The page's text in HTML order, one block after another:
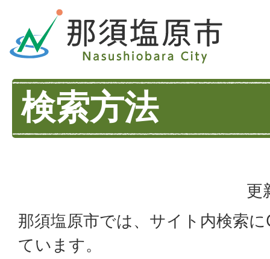
検索方法
更
那須塩原市では、サイト内検索
ています。